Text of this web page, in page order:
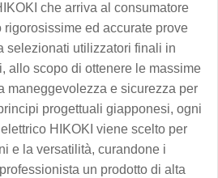
che arriva al consumatore
ed accurate prove
selezionati utilizzatori finali in
allo scopo di ottenere le massime
maneggevolezza e sicurezza per
progettuali giapponesi, ogni
HIKOKI viene scelto per
e la versatilità, curandone i
un prodotto di alta